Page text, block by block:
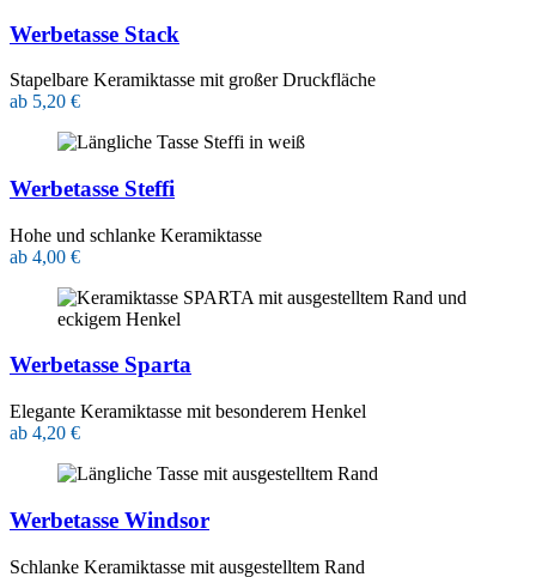
Werbetasse Stack
Stapelbare Keramiktasse mit großer Druckfläche
ab 5,20 €
Werbetasse Steffi
Hohe und schlanke Keramiktasse
ab 4,00 €
Werbetasse Sparta
Elegante Keramiktasse mit besonderem Henkel
ab 4,20 €
Werbetasse Windsor
Schlanke Keramiktasse mit ausgestelltem Rand